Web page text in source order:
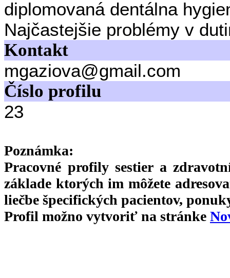
diplomovaná dentálna
Najčastejšie problémy v
Kontakt
mgaziova@gmail.com
Číslo profilu
23
Poznámka:
Pracovné profily sestier a
základe ktorých im môžete
liečbe špecifických pacientov,
Profil možno vytvoriť na stránke